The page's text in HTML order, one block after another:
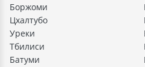
Боржоми
Цхалтубо
Уреки
Тбилиси
Батуми